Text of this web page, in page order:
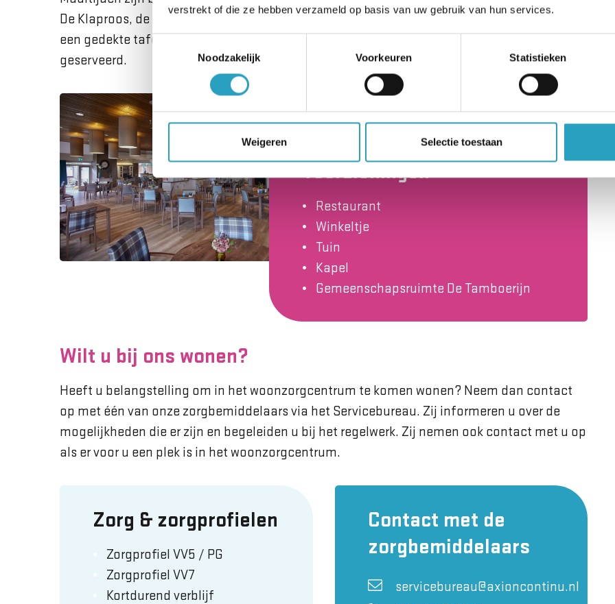
verstrekt of die ze hebben verzameld op basis van uw gebruik van hun services.
Toestemmingsselectie
Noodzakelijk
Voorkeuren Statistieken
Weigeren Selectie toestaan
De Klaproos, de beschermde eenheid voor mensen met dementie, wordt gekookt en aan
een gedekte tafel gegeten. Ook in het
geserveerd.
Voorzieningen
Restaurant
Winkeltje
Tuin
Kapel
Gemeenschapsruimte De Tamboerijn
Wilt u bij ons wonen?
Heeft u belangstelling om in het woonzorgcentrum te komen wonen? Neem dan contact
op met één van onze zorgbemiddelaars via het Servicebureau. Zij informeren u over de
mogelijkheden die er zijn en begeleiden u bij het regelwerk. Zij nemen ook contact met u op
als er voor u een plek is in het woonzorgcentrum.
Zorg & zorgprofielen
Zorgprofiel VV5 / PG
Zorgprofiel VV7
Kortdurend verblijf
Contact met de
zorgbemiddelaars
servicebureau@axioncontinu.nl